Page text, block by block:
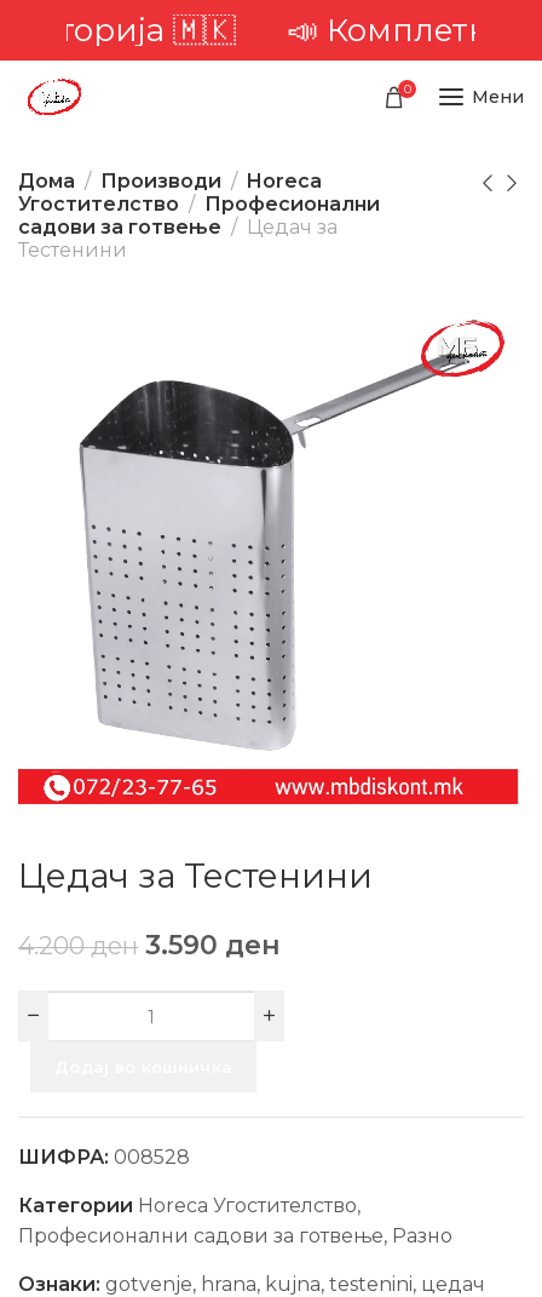
🇲🇰📣 Комплетна
0 Мени
Дома Производи
Horeca
Угостителство
Професионални
садови за готвење
Цедач за
Тестенини
Цедач за Тестенини
4.200ден 3.590 ден
ШИФРА: 008528
Категории Horeca Угостителство,
Професионални садови за готвење, Разно
Ознаки: gotvenje, hrana, kujna, testenini, цедач